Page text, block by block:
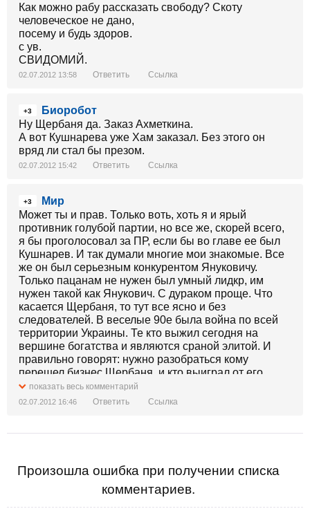
Как можно рабу рассказать свободу? Скоту
человеческое не дано,
посему и будь здоров.
с ув.
СВИДОМИЙ.
02.07.2012 13:58 Ответить Ссылка
+3
Биоробот
Ну Щербаня да. Заказ Ахметкина.
А вот Кушнарева уже Хам заказал. Без этого он
вряд ли стал бы презом.
02.07.2012 15:42 Ответить Ссылка
+3
Мир
Может ты и прав. Только воть, хоть я и ярый
противник голубой партии, но все же, скорей всего,
я бы проголосовал за ПР, если бы во главе ее был
Кушнарев. И так думали многие мои знакомые. Все
же он был серьезным конкурентом Януковичу.
Только пацанам не нужен был умный лидкр, им
нужен такой как Янукович. С дураком проще. Что
касается Щербаня, то тут все ясно и без
следователей. В веселые 90е была война по всей
территории Украины. Те кто выжил сегодня на
вершине богатства и являются сраной элитой. И
правильно говорят: нужно разобраться кому
перешел бизнес Щербаня, и кто выиграл от его
смерти.
показать весь комментарий
02.07.2012 16:46 Ответить Ссылка
Произошла ошибка при получении списка
комментариев.